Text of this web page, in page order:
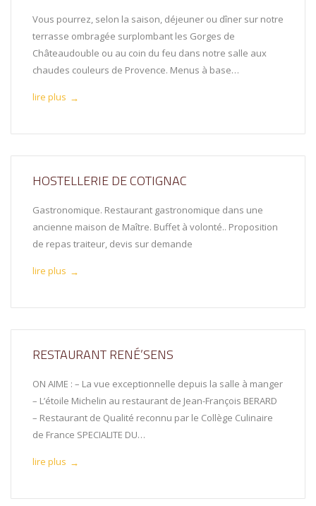
Vous pourrez, selon la saison, déjeuner ou dîner sur notre
terrasse ombragée surplombant les Gorges de
Châteaudouble ou au coin du feu dans notre salle aux
chaudes couleurs de Provence. Menus à base…
lire plus →
HOSTELLERIE DE COTIGNAC
Gastronomique. Restaurant gastronomique dans une
ancienne maison de Maître. Buffet à volonté.. Proposition
de repas traiteur, devis sur demande
lire plus →
RESTAURANT RENÉ’SENS
ON AIME : – La vue exceptionnelle depuis la salle à manger
– L’étoile Michelin au restaurant de Jean-François BERARD
– Restaurant de Qualité reconnu par le Collège Culinaire
de France SPECIALITE DU…
lire plus →